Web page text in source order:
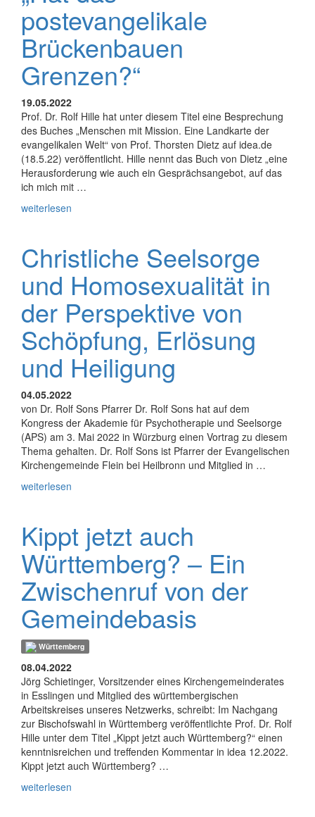
postevangelikale
Brückenbauen
Grenzen?“
19.05.2022
Prof. Dr. Rolf Hille hat unter diesem Titel eine Besprechung
des Buches „Menschen mit Mission. Eine Landkarte der
evangelikalen Welt“ von Prof. Thorsten Dietz auf idea.de
(18.5.22) veröffentlicht. Hille nennt das Buch von Dietz „eine
Herausforderung wie auch ein Gesprächsangebot, auf das
ich mich mit …
weiterlesen
Christliche Seelsorge
und Homosexualität in
der Perspektive von
Schöpfung, Erlösung
und Heiligung
04.05.2022
von Dr. Rolf Sons Pfarrer Dr. Rolf Sons hat auf dem
Kongress der Akademie für Psychotherapie und Seelsorge
(APS) am 3. Mai 2022 in Würzburg einen Vortrag zu diesem
Thema gehalten. Dr. Rolf Sons ist Pfarrer der Evangelischen
Kirchengemeinde Flein bei Heilbronn und Mitglied in …
weiterlesen
Kippt jetzt auch
Württemberg? – Ein
Zwischenruf von der
Gemeindebasis
Württemberg
08.04.2022
Jörg Schietinger, Vorsitzender eines Kirchengemeinderates
in Esslingen und Mitglied des württembergischen
Arbeitskreises unseres Netzwerks, schreibt: Im Nachgang
zur Bischofswahl in Württemberg veröffentlichte Prof. Dr. Rolf
Hille unter dem Titel „Kippt jetzt auch Württemberg?“ einen
kenntnisreichen und treffenden Kommentar in idea 12.2022.
Kippt jetzt auch Württemberg? …
weiterlesen